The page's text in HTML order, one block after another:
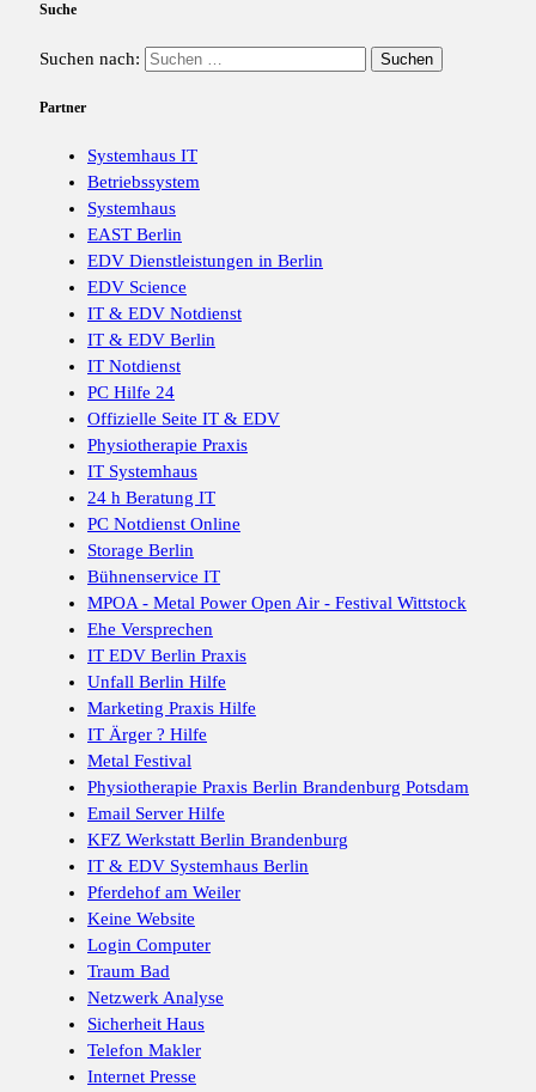
Suche
Suchen nach:
Partner
Systemhaus IT
Betriebssystem
Systemhaus
EAST Berlin
EDV Dienstleistungen in Berlin
EDV Science
IT & EDV Notdienst
IT & EDV Berlin
IT Notdienst
PC Hilfe 24
Offizielle Seite IT & EDV
Physiotherapie Praxis
IT Systemhaus
24 h Beratung IT
PC Notdienst Online
Storage Berlin
Bühnenservice IT
MPOA - Metal Power Open Air - Festival Wittstock
Ehe Versprechen
IT EDV Berlin Praxis
Unfall Berlin Hilfe
Marketing Praxis Hilfe
IT Ärger ? Hilfe
Metal Festival
Physiotherapie Praxis Berlin Brandenburg Potsdam
Email Server Hilfe
KFZ Werkstatt Berlin Brandenburg
IT & EDV Systemhaus Berlin
Pferdehof am Weiler
Keine Website
Login Computer
Traum Bad
Netzwerk Analyse
Sicherheit Haus
Telefon Makler
Internet Presse